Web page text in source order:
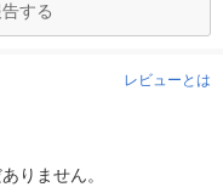
する
レビューとは
りません。